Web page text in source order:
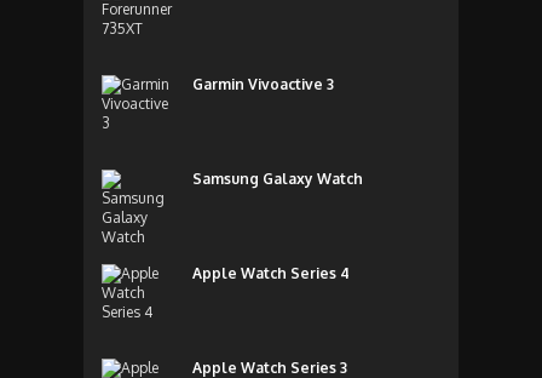
Garmin Vivoactive 3
Samsung Galaxy Watch
Apple Watch Series 4
Apple Watch Series 3